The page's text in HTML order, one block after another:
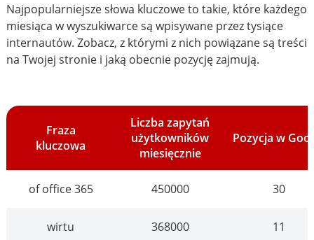
Najpopularniejsze słowa kluczowe to takie, które każdego
miesiąca w wyszukiwarce są wpisywane przez tysiące
internautów. Zobacz, z którymi z nich powiązane są treści
na Twojej stronie i jaką obecnie pozycję zajmują.
Fraza
kluczowa
Liczba zapytań
użytkowników
miesięcznie
Pozycja w
of office 365 450000 30
wirtu 368000 11